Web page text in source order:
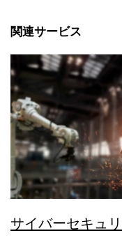
関連サービス
サイバーセキュ